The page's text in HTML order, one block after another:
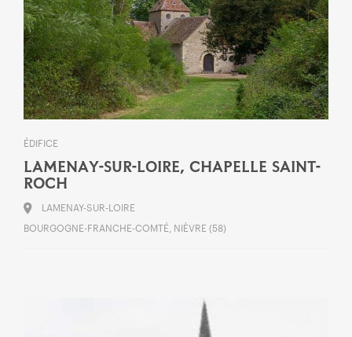
ÉDIFICE
LAMENAY-SUR-LOIRE, CHAPELLE SAINT-
ROCH
LAMENAY-SUR-LOIRE
BOURGOGNE-FRANCHE-COMTÉ, NIÈVRE (58)